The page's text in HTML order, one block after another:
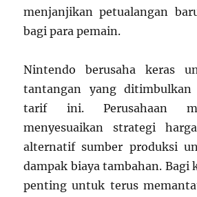
menjanjikan petualangan
bagi para pemain.
Nintendo berusaha keras
tantangan yang
tarif ini. Perusahaan
menyesuaikan strategi
alternatif sumber produksi
dampak biaya tambahan. Bagi
penting untuk terus